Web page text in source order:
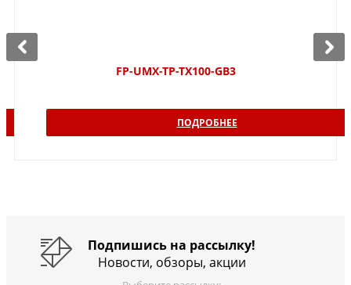
FP-UMX-TP-TX100-GB3
ПОДРОБНЕЕ
Подпишись на рассылку!
Новости, обзоры, акции